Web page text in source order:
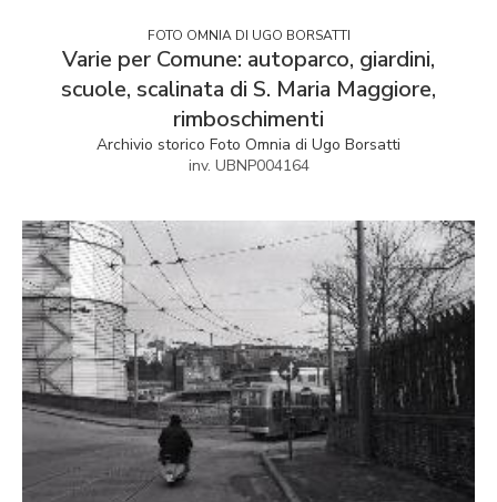
FOTO OMNIA DI UGO BORSATTI
Varie per Comune: autoparco, giardini,
scuole, scalinata di S. Maria Maggiore,
rimboschimenti
Archivio storico Foto Omnia di Ugo Borsatti
inv. UBNP004164